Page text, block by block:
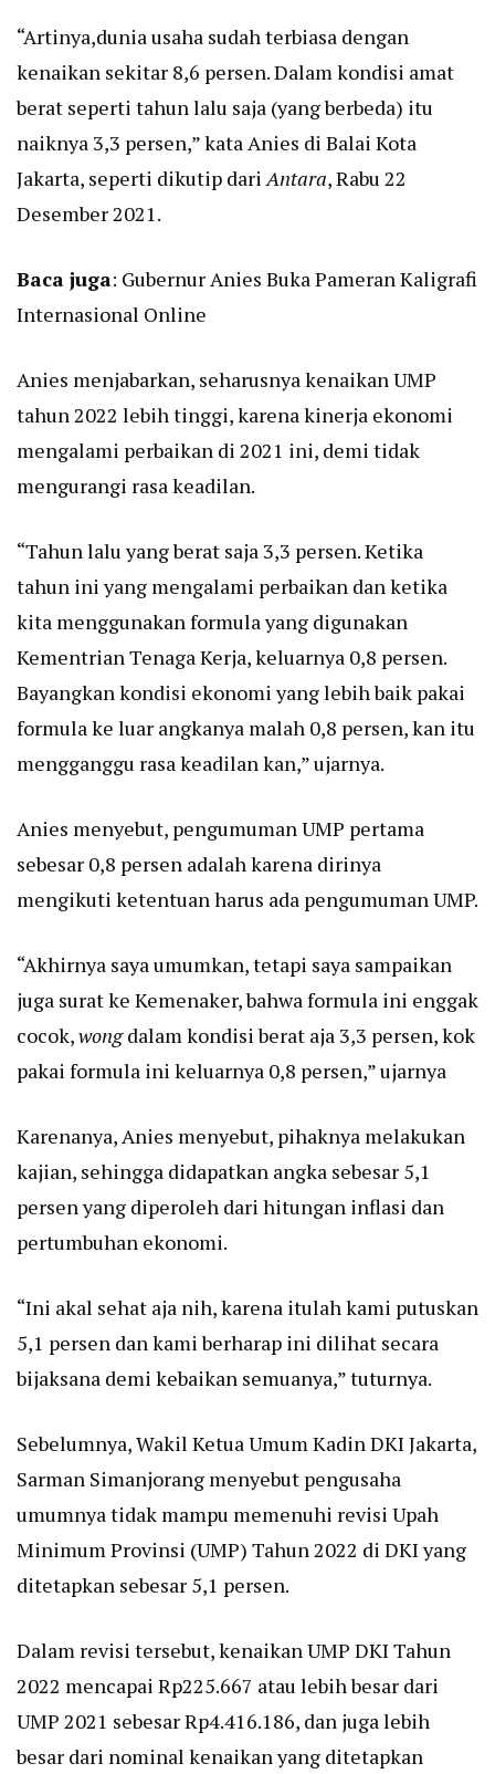
“Artinya,dunia usaha sudah terbiasa dengan
kenaikan sekitar 8,6 persen. Dalam kondisi amat
berat seperti tahun lalu saja (yang berbeda) itu
naiknya 3,3 persen,” kata Anies di Balai Kota
Jakarta, seperti dikutip dariAntara, Rabu 22
Desember 2021.
Baca juga: Gubernur Anies Buka Pameran Kaligrafi
Internasional Online
Anies menjabarkan, seharusnya kenaikan UMP
tahun 2022 lebih tinggi, karena kinerja ekonomi
mengalami perbaikan di 2021 ini, demi tidak
mengurangi rasa keadilan.
“Tahun lalu yang berat saja 3,3 persen. Ketika
tahun ini yang mengalami perbaikan dan ketika
kita menggunakan formula yang digunakan
Kementrian Tenaga Kerja, keluarnya 0,8 persen.
Bayangkan kondisi ekonomi yang lebih baik pakai
formula ke luar angkanya malah 0,8 persen, kan itu
mengganggu rasa keadilan kan,” ujarnya.
Anies menyebut, pengumuman UMP pertama
sebesar 0,8 persen adalah karena dirinya
mengikuti ketentuan harus ada pengumuman UMP.
“Akhirnya saya umumkan, tetapi saya sampaikan
juga surat ke Kemenaker, bahwa formula ini enggak
cocok,wongdalam kondisi berat aja 3,3 persen, kok
pakai formula ini keluarnya 0,8 persen,” ujarnya
Karenanya, Anies menyebut, pihaknya melakukan
kajian, sehingga didapatkan angka sebesar 5,1
persen yang diperoleh dari hitungan inflasi dan
pertumbuhan ekonomi.
“Ini akal sehat aja nih, karena itulah kami putuskan
5,1 persen dan kami berharap ini dilihat secara
bijaksana demi kebaikan semuanya,” tuturnya.
Sebelumnya, Wakil Ketua Umum Kadin DKI Jakarta,
Sarman Simanjorang menyebut pengusaha
umumnya tidak mampu memenuhi revisi Upah
Minimum Provinsi (UMP) Tahun 2022 di DKI yang
ditetapkan sebesar 5,1 persen.
Dalam revisi tersebut, kenaikan UMP DKI Tahun
2022 mencapai Rp225.667 atau lebih besar dari
UMP 2021 sebesar Rp4.416.186, dan juga lebih
besar dari nominal kenaikan yang ditetapkan